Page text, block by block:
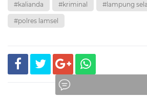
#kalianda #kriminal #lampung
#polres lamsel